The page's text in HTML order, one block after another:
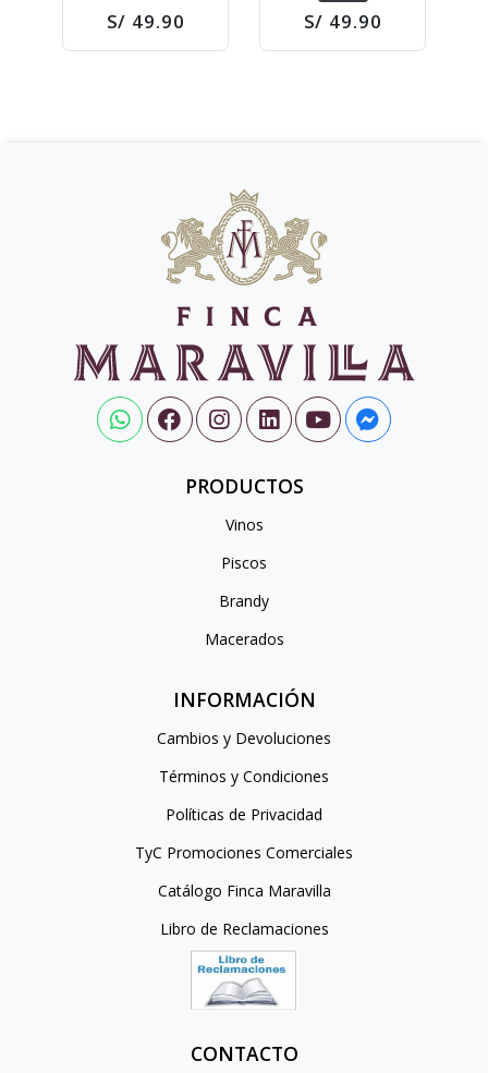
S/ 49.90 S/ 49.90
PRODUCTOS
Vinos
Piscos
Brandy
Macerados
INFORMACIÓN
Cambios y Devoluciones
Términos y Condiciones
Políticas de Privacidad
TyC Promociones Comerciales
Catálogo Finca Maravilla
Libro de Reclamaciones
CONTACTO